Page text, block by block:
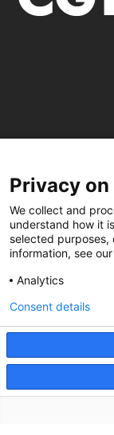
spccc@
935 120
Privacy
We collect and
understand how it
selected purposes,
information, see
Analytics
Consent details